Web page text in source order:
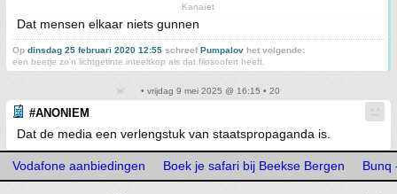
Kanaïet
Dat mensen elkaar niets gunnen
Op dinsdag 25 februari 2020 12:55 schreefPumpalov het volgende:
een beetje zo'n lichtgetinte inteeltkop als dat filosoofert heeft.
• vrijdag 9 mei 2025 @ 16:15 • 20
#ANONIEM
Dat de media een verlengstuk van staatspropaganda is.
Vodafone aanbiedingen Boek je safari bij Beekse Bergen Bunq